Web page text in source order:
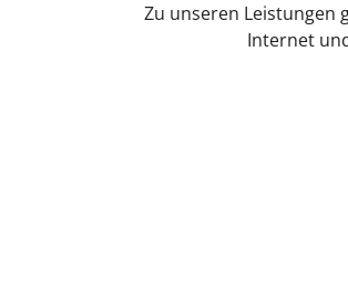
Zu unseren Leistungen
Internet